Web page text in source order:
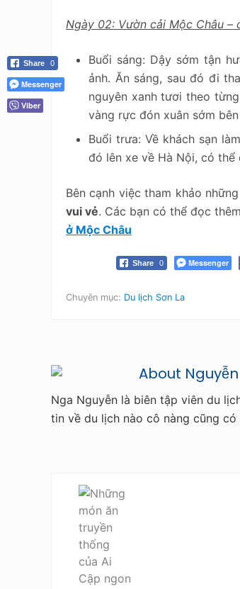
Ngày 02: Vườn cải Mộc Châu –
Buổi sáng: Dậy sớm tận
ảnh. Ăn sáng, sau đó đi
nguyên xanh tươi theo
vàng rực đón xuân sớm
Buổi trưa: Về khách sạn
đó lên xe về Hà Nội, có thể
Bên cạnh việc tham khảo
vui vẻ. Các bạn có thể đọc
ở Mộc Châu
Share 0 Messenger
Chuyên mục: Du lịch Sơn La
About
Nga Nguyễn là biên tập viên du
tin về du lịch nào cô nàng cũng
Share 0
Messenger
Viber